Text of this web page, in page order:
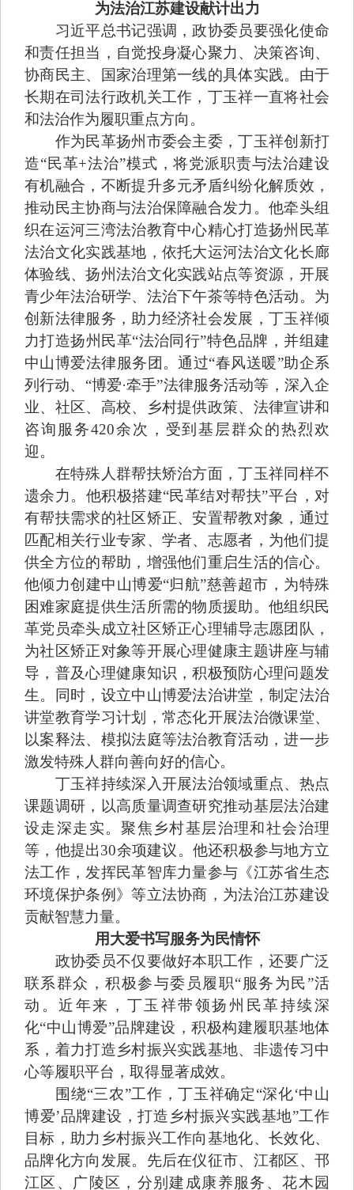
为法治江苏建设献计出力
习近平总书记强调，政协委员要强化使命
和责任担当，自觉投身凝心聚力、决策咨询、
协商民主、国家治理第一线的具体实践。由于
长期在司法行政机关工作，丁玉祥一直将社会
和法治作为履职重点方向。
作为民革扬州市委会主委，丁玉祥创新打
造“民革+法治”模式，将党派职责与法治建设
有机融合，不断提升多元矛盾纠纷化解质效，
推动民主协商与法治保障融合发力。他牵头组
织在运河三湾法治教育中心精心打造扬州民革
法治文化实践基地，依托大运河法治文化长廊
体验线、扬州法治文化实践站点等资源，开展
青少年法治研学、法治下午茶等特色活动。为
创新法律服务，助力经济社会发展，丁玉祥倾
力打造扬州民革“法治同行”特色品牌，并组建
中山博爱法律服务团。通过“春风送暖”助企系
列行动、“博爱·牵手”法律服务活动等，深入企
业、社区、高校、乡村提供政策、法律宣讲和
咨询服务420余次，受到基层群众的热烈欢
迎。
在特殊人群帮扶矫治方面，丁玉祥同样不
遗余力。他积极搭建“民革结对帮扶”平台，对
有帮扶需求的社区矫正、安置帮教对象，通过
匹配相关行业专家、学者、志愿者，为他们提
供全方位的帮助，增强他们重启生活的信心。
他倾力创建中山博爱“归航”慈善超市，为特殊
困难家庭提供生活所需的物质援助。他组织民
革党员牵头成立社区矫正心理辅导志愿团队，
为社区矫正对象等开展心理健康主题讲座与辅
导，普及心理健康知识，积极预防心理问题发
生。同时，设立中山博爱法治讲堂，制定法治
讲堂教育学习计划，常态化开展法治微课堂、
以案释法、模拟法庭等法治教育活动，进一步
激发特殊人群向善向好的信心。
丁玉祥持续深入开展法治领域重点、热点
课题调研，以高质量调查研究推动基层法治建
设走深走实。聚焦乡村基层治理和社会治理
等，他提出30余项建议。他还积极参与地方立
法工作，发挥民革智库力量参与《江苏省生态
环境保护条例》等立法协商，为法治江苏建设
贡献智慧力量。
用大爱书写服务为民情怀
政协委员不仅要做好本职工作，还要广泛
联系群众，积极参与委员履职“服务为民”活
动。近年来，丁玉祥带领扬州民革持续深
化“中山博爱”品牌建设，积极构建履职基地体
系，着力打造乡村振兴实践基地、非遗传习中
心等履职平台，取得显著成效。
围绕“三农”工作，丁玉祥确定“深化‘中山
博爱’品牌建设，打造乡村振兴实践基地”工作
目标，助力乡村振兴工作向基地化、长效化、
品牌化方向发展。先后在仪征市、江都区、邗
江区、广陵区，分别建成康养服务、花木园